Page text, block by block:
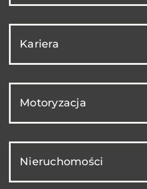
Kariera
Motoryzacja
Nieruchomości